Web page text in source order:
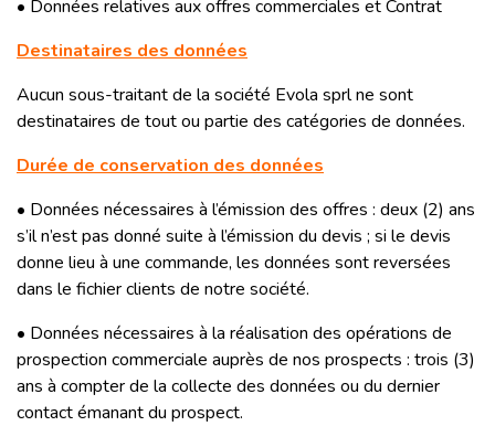
• Données relatives aux offres commerciales et Contrat
Destinataires des données
Aucun sous-traitant de la société Evola sprl ne sont
destinataires de tout ou partie des catégories de données.
Durée de conservation des données
• Données nécessaires à l’émission des offres : deux (2) ans
s’il n’est pas donné suite à l’émission du devis ; si le devis
donne lieu à une commande, les données sont reversées
dans le fichier clients de notre société.
• Données nécessaires à la réalisation des opérations de
prospection commerciale auprès de nos prospects : trois (3)
ans à compter de la collecte des données ou du dernier
contact émanant du prospect.